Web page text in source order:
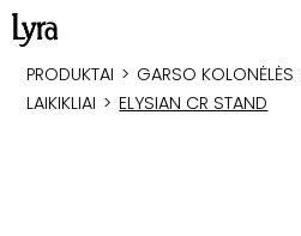
PRODUKTAI > GARSO KOLONĖLĖS
LAIKIKLIAI > ELYSIAN CR STAND